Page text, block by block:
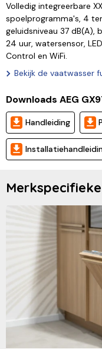
Volledig integreerbare
spoelprogramma's, 4
geluidsniveau 37
24 uur, watersensor,
Control en WiFi.
Bekijk de vaatwasser
Downloads AEG
Handleiding